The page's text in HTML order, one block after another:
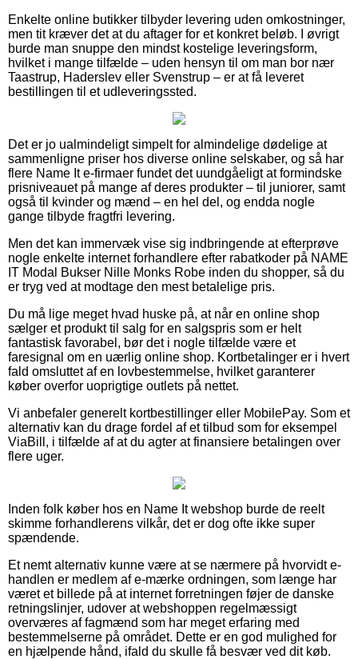
Enkelte online butikker tilbyder levering uden omkostninger,
men tit kræver det at du aftager for et konkret beløb. I øvrigt
burde man snuppe den mindst kostelige leveringsform,
hvilket i mange tilfælde – uden hensyn til om man bor nær
Taastrup, Haderslev eller Svenstrup – er at få leveret
bestillingen til et udleveringssted.
Det er jo ualmindeligt simpelt for almindelige dødelige at
sammenligne priser hos diverse online selskaber, og så har
flere Name It e-firmaer fundet det uundgåeligt at formindske
prisniveauet på mange af deres produkter – til juniorer, samt
også til kvinder og mænd – en hel del, og endda nogle
gange tilbyde fragtfri levering.
Men det kan immervæk vise sig indbringende at efterprøve
nogle enkelte internet forhandlere efter rabatkoder på NAME
IT Modal Bukser Nille Monks Robe inden du shopper, så du
er tryg ved at modtage den mest betalelige pris.
Du må lige meget hvad huske på, at når en online shop
sælger et produkt til salg for en salgspris som er helt
fantastisk favorabel, bør det i nogle tilfælde være et
faresignal om en uærlig online shop. Kortbetalinger er i hvert
fald omsluttet af en lovbestemmelse, hvilket garanterer
køber overfor uoprigtige outlets på nettet.
Vi anbefaler generelt kortbestillinger eller MobilePay. Som et
alternativ kan du drage fordel af et tilbud som for eksempel
ViaBill, i tilfælde af at du agter at finansiere betalingen over
flere uger.
Inden folk køber hos en Name It webshop burde de reelt
skimme forhandlerens vilkår, det er dog ofte ikke super
spændende.
Et nemt alternativ kunne være at se nærmere på hvorvidt e-
handlen er medlem af e-mærke ordningen, som længe har
været et billede på at internet forretningen føjer de danske
retningslinjer, udover at webshoppen regelmæssigt
overværes af fagmænd som har meget erfaring med
bestemmelserne på området. Dette er en god mulighed for
en hjælpende hånd, ifald du skulle få besvær ved dit køb.